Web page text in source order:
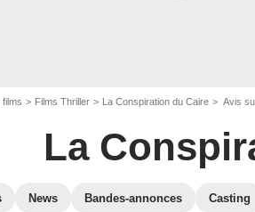
films Films Thriller La Conspiration du Caire Avis
La
News Bandes-annonces Casting